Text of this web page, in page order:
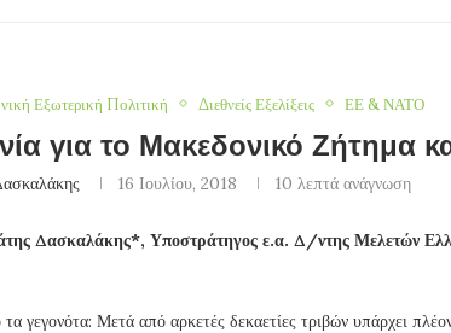
Εξωτερική Πολιτική Διεθνείς Εξελίξεις ΕΕ & ΝΑΤΟ
για το Μακεδονικό Ζήτημα
16 Ιουλίου, 2018 10 λεπτά ανάγνωση
Δασκαλάκης*, Υποστράτηγος ε.α. Δ/ντης Μελετών
γεγονότα: Μετά από αρκετές δεκαετίες τριβών υπάρχει